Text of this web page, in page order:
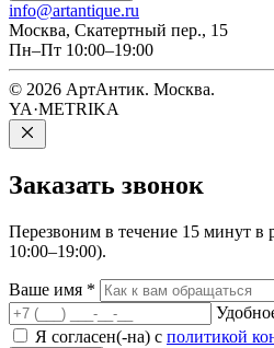
info@artantique.ru
Москва, Скатертный пер., 15
Пн–Пт 10:00–19:00
© 2026 АртАнтик. Москва.
YA·METRIKA
Заказать звонок
Перезвоним в течение 15 минут в
10:00–19:00).
Ваше имя *
Я согласен(-на) с политикой